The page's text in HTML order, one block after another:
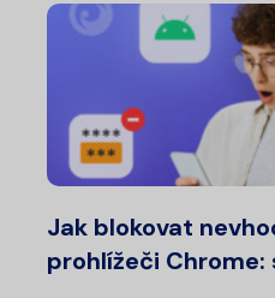
Jak blokovat
prohlížeči